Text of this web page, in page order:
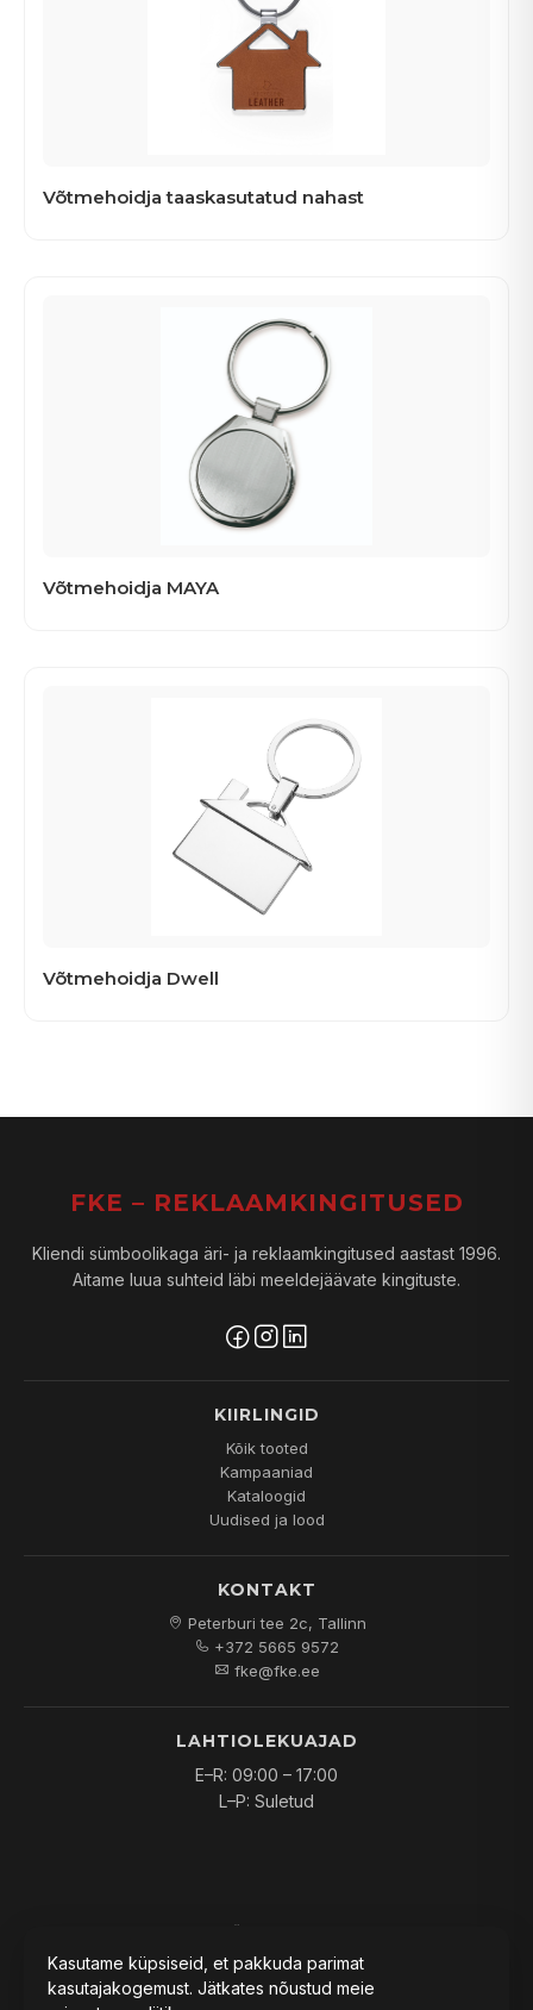
Võtmehoidja taaskasutatud nahast
Võtmehoidja MAYA
Võtmehoidja Dwell
FKE – REKLAAMKINGITUSED
Kliendi sümboolikaga äri- ja reklaamkingitused aastast 1996.
Aitame luua suhteid läbi meeldejäävate kingituste.
KIIRLINGID
Kõik tooted
Kampaaniad
Kataloogid
Uudised ja lood
KONTAKT
Peterburi tee 2c, Tallinn
+372 5665 9572
fke@fke.ee
LAHTIOLEKUAJAD
E–R: 09:00 – 17:00
L–P: Suletud
Kasutame küpsiseid, et pakkuda parimat
kasutajakogemust. Jätkates nõustud meie